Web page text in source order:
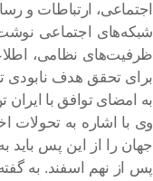
اجتماعی، ارتباطات و
شبکه‌های اجتماعی نوشت:
ظرفیت‌های نظامی،
برای تحقق هدف نابودی
به امضای توافق با ایران
وی با اشاره به تحولات
جهان را از این پس باید
پس از نهم اسفند. به